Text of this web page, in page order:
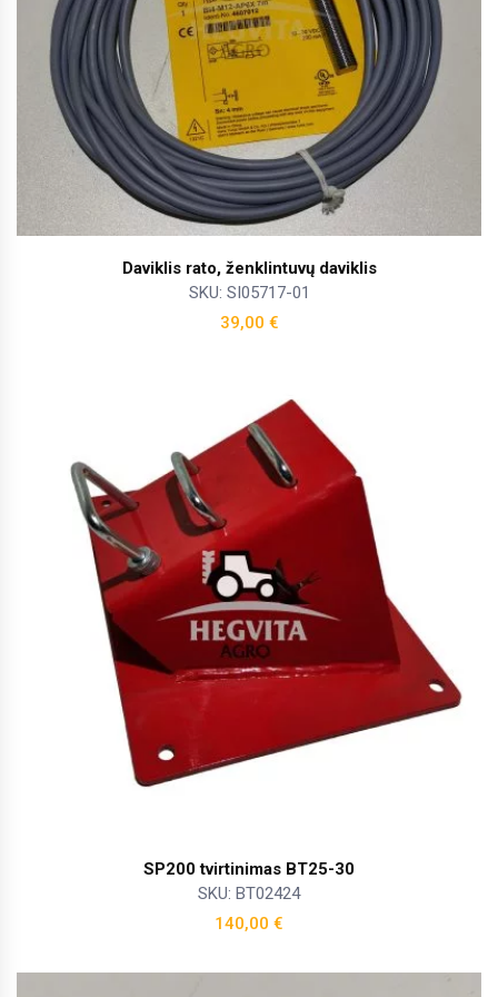
Daviklis rato, ženklintuvų daviklis
SKU: SI05717-01
39,00 €
SP200 tvirtinimas BT25-30
SKU: BT02424
140,00 €